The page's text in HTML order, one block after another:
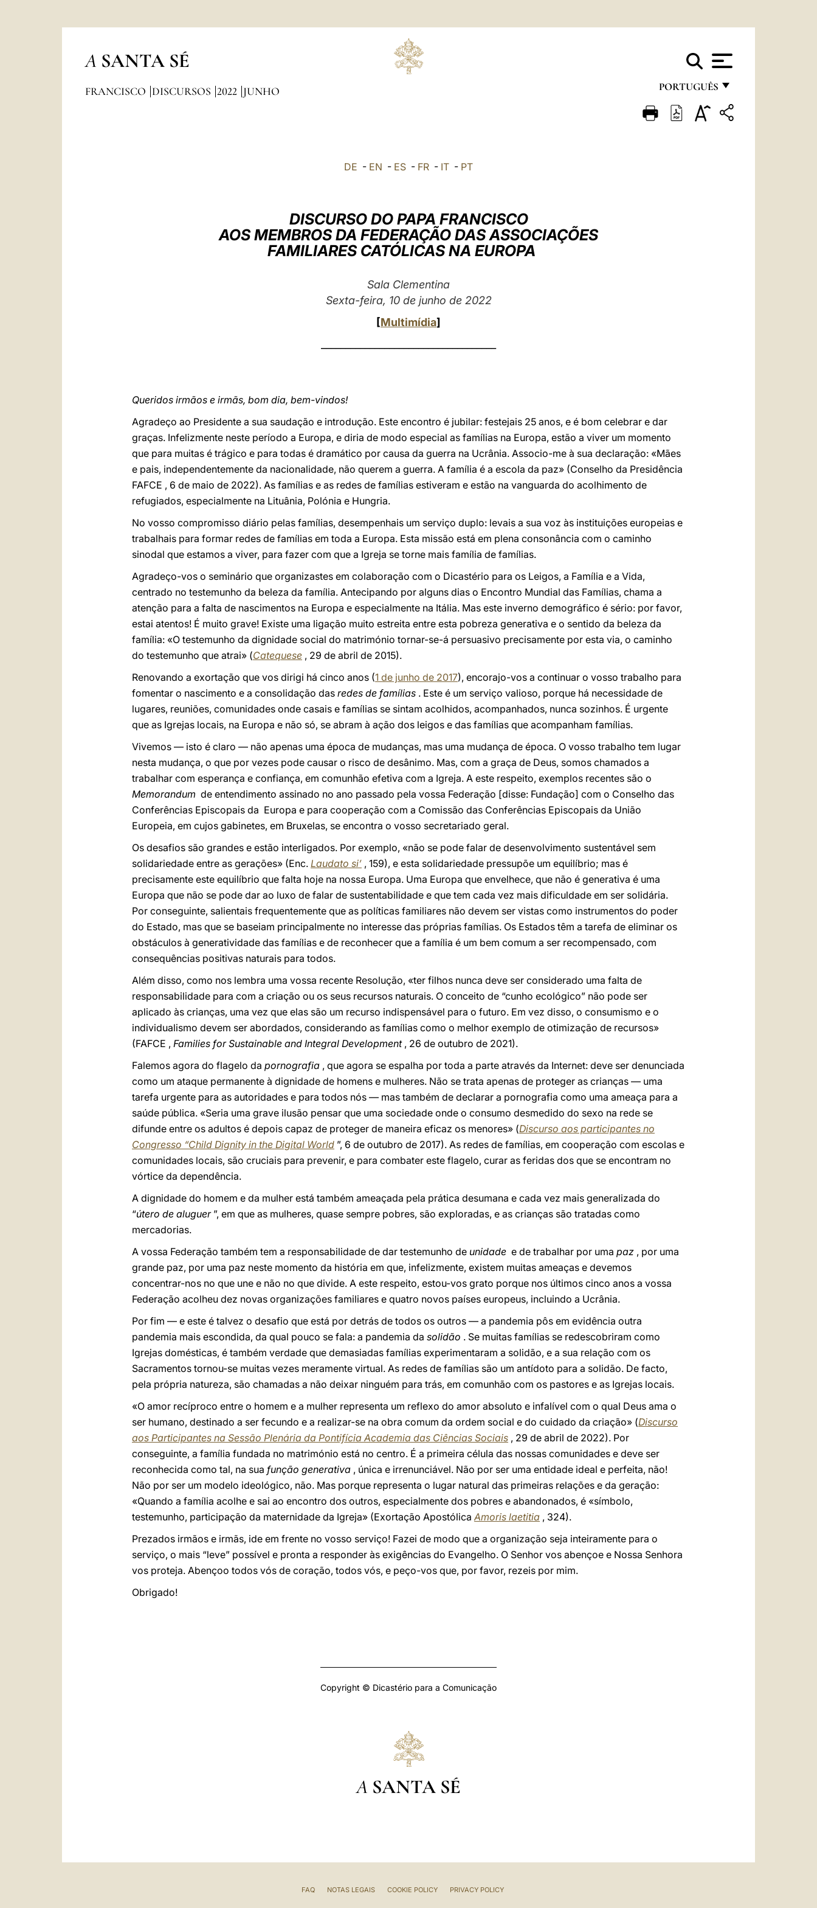
A SANTA SÉ
PORTUGUÊS
FRANÇAIS
FRANCISCO DISCURSOS 2022 JUNHO
DE - EN - ES - FR - IT - PT
DISCURSO DO PAPA FRANCISCO
AOS MEMBROS DA FEDERAÇÃO DAS ASSOCIAÇÕES
FAMILIARES CATÓLICAS NA EUROPA
Sala Clementina
Sexta-feira, 10 de junho de 2022
[Multimídia]
Queridos irmãos e irmãs, bom dia, bem-vindos!
Agradeço ao Presidente a sua saudação e introdução. Este encontro é jubilar: festejais 25 anos, e é bom celebrar e dar
graças. Infelizmente neste período a Europa, e diria de modo especial as famílias na Europa, estão a viver um momento
que para muitas é trágico e para todas é dramático por causa da guerra na Ucrânia. Associo-me à sua declaração: «Mães
e pais, independentemente da nacionalidade, não querem a guerra. A família é a escola da paz» (Conselho da Presidência
FAFCE , 6 de maio de 2022). As famílias e as redes de famílias estiveram e estão na vanguarda do acolhimento de
refugiados, especialmente na Lituânia, Polónia e Hungria.
No vosso compromisso diário pelas famílias, desempenhais um serviço duplo: levais a sua voz às instituições europeias e
trabalhais para formar redes de famílias em toda a Europa. Esta missão está em plena consonância com o caminho
sinodal que estamos a viver, para fazer com que a Igreja se torne mais família de famílias.
Agradeço-vos o seminário que organizastes em colaboração com o Dicastério para os Leigos, a Família e a Vida,
centrado no testemunho da beleza da família. Antecipando por alguns dias o Encontro Mundial das Famílias, chama a
atenção para a falta de nascimentos na Europa e especialmente na Itália. Mas este inverno demográfico é sério: por favor,
estai atentos! É muito grave! Existe uma ligação muito estreita entre esta pobreza generativa e o sentido da beleza da
família: «O testemunho da dignidade social do matrimónio tornar-se-á persuasivo precisamente por esta via, o caminho
do testemunho que atrai» (Catequese , 29 de abril de 2015).
Renovando a exortação que vos dirigi há cinco anos (1 de junho de 2017), encorajo-vos a continuar o vosso trabalho para
fomentar o nascimento e a consolidação das redes de famílias . Este é um serviço valioso, porque há necessidade de
lugares, reuniões, comunidades onde casais e famílias se sintam acolhidos, acompanhados, nunca sozinhos. É urgente
que as Igrejas locais, na Europa e não só, se abram à ação dos leigos e das famílias que acompanham famílias.
Vivemos — isto é claro — não apenas uma época de mudanças, mas uma mudança de época. O vosso trabalho tem lugar
nesta mudança, o que por vezes pode causar o risco de desânimo. Mas, com a graça de Deus, somos chamados a
trabalhar com esperança e confiança, em comunhão efetiva com a Igreja. A este respeito, exemplos recentes são o
Memorandum de entendimento assinado no ano passado pela vossa Federação [disse: Fundação] com o Conselho das
Conferências Episcopais da Europa e para cooperação com a Comissão das Conferências Episcopais da União
Europeia, em cujos gabinetes, em Bruxelas, se encontra o vosso secretariado geral.
Os desafios são grandes e estão interligados. Por exemplo, «não se pode falar de desenvolvimento sustentável sem
solidariedade entre as gerações» (Enc. Laudato si’ , 159), e esta solidariedade pressupõe um equilíbrio; mas é
precisamente este equilíbrio que falta hoje na nossa Europa. Uma Europa que envelhece, que não é generativa é uma
Europa que não se pode dar ao luxo de falar de sustentabilidade e que tem cada vez mais dificuldade em ser solidária.
Por conseguinte, salientais frequentemente que as políticas familiares não devem ser vistas como instrumentos do poder
do Estado, mas que se baseiam principalmente no interesse das próprias famílias. Os Estados têm a tarefa de eliminar os
obstáculos à generatividade das famílias e de reconhecer que a família é um bem comum a ser recompensado, com
consequências positivas naturais para todos.
Além disso, como nos lembra uma vossa recente Resolução, «ter filhos nunca deve ser considerado uma falta de
responsabilidade para com a criação ou os seus recursos naturais. O conceito de “cunho ecológico” não pode ser
aplicado às crianças, uma vez que elas são um recurso indispensável para o futuro. Em vez disso, o consumismo e o
individualismo devem ser abordados, considerando as famílias como o melhor exemplo de otimização de recursos»
(FAFCE , Families for Sustainable and Integral Development, 26 de outubro de 2021).
Falemos agora do flagelo da pornografia , que agora se espalha por toda a parte através da Internet: deve ser denunciada
como um ataque permanente à dignidade de homens e mulheres. Não se trata apenas de proteger as crianças — uma
tarefa urgente para as autoridades e para todos nós — mas também de declarar a pornografia como uma ameaça para a
saúde pública. «Seria uma grave ilusão pensar que uma sociedade onde o consumo desmedido do sexo na rede se
difunde entre os adultos é depois capaz de proteger de maneira eficaz os menores» (Discurso aos participantes no
Congresso “Child Dignity in the Digital World ”, 6 de outubro de 2017). As redes de famílias, em cooperação com escolas e
comunidades locais, são cruciais para prevenir, e para combater este flagelo, curar as feridas dos que se encontram no
vórtice da dependência.
A dignidade do homem e da mulher está também ameaçada pela prática desumana e cada vez mais generalizada do
“útero de aluguer”, em que as mulheres, quase sempre pobres, são exploradas, e as crianças são tratadas como
mercadorias.
A vossa Federação também tem a responsabilidade de dar testemunho de unidade e de trabalhar por uma paz , por uma
grande paz, por uma paz neste momento da história em que, infelizmente, existem muitas ameaças e devemos
concentrar-nos no que une e não no que divide. A este respeito, estou-vos grato porque nos últimos cinco anos a vossa
Federação acolheu dez novas organizações familiares e quatro novos países europeus, incluindo a Ucrânia.
Por fim — e este é talvez o desafio que está por detrás de todos os outros — a pandemia pôs em evidência outra
pandemia mais escondida, da qual pouco se fala: a pandemia da solidão . Se muitas famílias se redescobriram como
Igrejas domésticas, é também verdade que demasiadas famílias experimentaram a solidão, e a sua relação com os
Sacramentos tornou-se muitas vezes meramente virtual. As redes de famílias são um antídoto para a solidão. De facto,
pela própria natureza, são chamadas a não deixar ninguém para trás, em comunhão com os pastores e as Igrejas locais.
«O amor recíproco entre o homem e a mulher representa um reflexo do amor absoluto e infalível com o qual Deus ama o
ser humano, destinado a ser fecundo e a realizar-se na obra comum da ordem social e do cuidado da criação» (Discurso
aos Participantes na Sessão Plenária da Pontifícia Academia das Ciências Sociais , 29 de abril de 2022). Por
conseguinte, a família fundada no matrimónio está no centro. É a primeira célula das nossas comunidades e deve ser
reconhecida como tal, na sua função generativa , única e irrenunciável. Não por ser uma entidade ideal e perfeita, não!
Não por ser um modelo ideológico, não. Mas porque representa o lugar natural das primeiras relações e da geração:
«Quando a família acolhe e sai ao encontro dos outros, especialmente dos pobres e abandonados, é «símbolo,
testemunho, participação da maternidade da Igreja» (Exortação Apostólica Amoris laetitia , 324).
Prezados irmãos e irmãs, ide em frente no vosso serviço! Fazei de modo que a organização seja inteiramente para o
serviço, o mais “leve” possível e pronta a responder às exigências do Evangelho. O Senhor vos abençoe e Nossa Senhora
vos proteja. Abençoo todos vós de coração, todos vós, e peço-vos que, por favor, rezeis por mim.
Obrigado!
Copyright © Dicastério para a Comunicação
A SANTA SÉ
FAQ NOTAS LEGAIS COOKIE POLICY PRIVACY POLICY